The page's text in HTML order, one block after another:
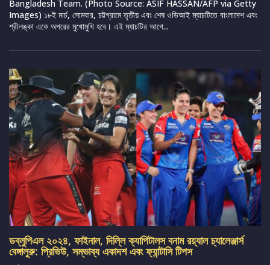
Bangladesh Team. (Photo Source: ASIF HASSAN/AFP via Getty
Images) ১৮ই মার্চ, সোমবার, চট্টগ্রামে তৃতীয় এবং শেষ ওডিআই ম্যাচটিতে বাংলাদেশ এবং
শ্রীলঙ্কা একে অপরের মুখোমুখি হবে। এই ম্যাচটির আগে...
ডব্লুপিএল ২০২৪, ফাইনাল, দিল্লি ক্যাপিটালস বনাম রয়্যাল চ্যালেঞ্জার্স
বেঙ্গালুরু: প্রিভিউ, সম্ভাব্য একাদশ এবং ফ্যান্টাসি টিপস